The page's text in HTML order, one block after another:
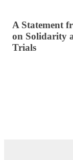
A Statement
on Solidarity
Trials